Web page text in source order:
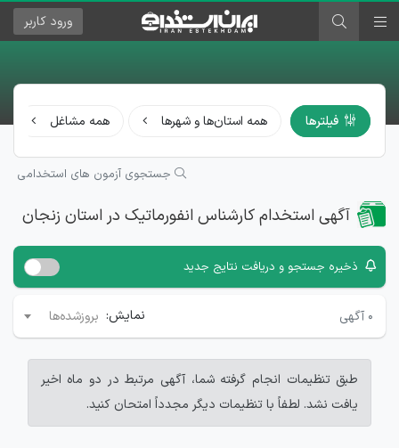
ورود کاربر
فیلترها همه استان‌ها و شهرها همه مشاغل
جستجوی آزمون های استخدامی
آگهی استخدام کارشناس انفورماتیک در استان زنجان
ذخیره جستجو و دریافت نتایج جدید
۰ آگهی نمایش: بروزشده‌ها
طبق تنظیمات انجام گرفته شما، آگهی مرتبط در دو ماه اخیر
یافت نشد. لطفاً با تنظیمات دیگر مجدداً امتحان کنید.